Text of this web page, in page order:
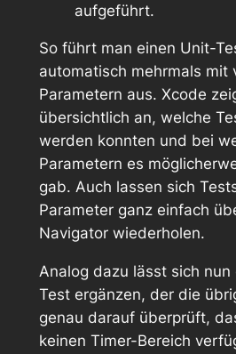
aufgeführt.
So führt man einen Unit-
automatisch mehrmals mit
Parametern aus. Xcode
übersichtlich an, welche
werden konnten und bei
Parametern es
gab. Auch lassen sich
Parameter ganz einfach
Navigator wiederholen.
Analog dazu lässt sich
Test ergänzen, der die
genau darauf überprüft,
keinen Timer-Bereich